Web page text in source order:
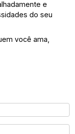
e
do seu
você ama,